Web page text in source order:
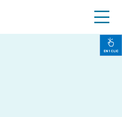
EN 1 CLIC